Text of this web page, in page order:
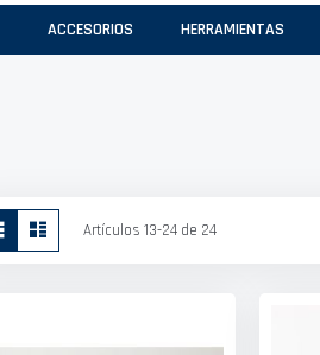
ACCESORIOS HERRAMIENTAS
Ver
como
Parrilla Artículos 13-24 de 24